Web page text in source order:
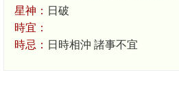
星神： 日破
時宜：
時忌： 日時相沖 諸事不宜